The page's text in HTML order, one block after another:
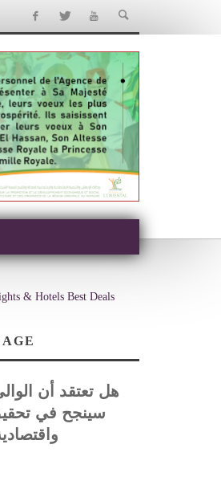
& Hotels Best Deals
هل تعتقد أن
سينجح في